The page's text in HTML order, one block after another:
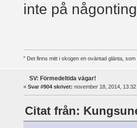
inte på
" Det finns mitt i skogen en oväntad glänta,
SV: Förmedeltida vägar!
« Svar #904 skrivet: november 18, 2014, 13:32
Citat från: